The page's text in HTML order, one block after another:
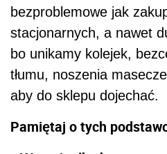
bezproblemowe jak
stacjonarnych, a nawet
bo unikamy kolejek,
tłumu, noszenia
aby do sklepu dojechać.
Pamiętaj o tych